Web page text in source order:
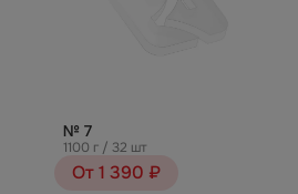
№ 7
1100 г / 32 шт
От 1 390 ₽